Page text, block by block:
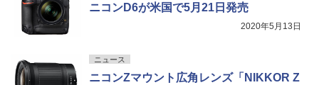
ニコンD6が米国で5月21日発売
2020年5月13日
ニュース
ニコンZマウント広角レンズ「NIKKOR Z